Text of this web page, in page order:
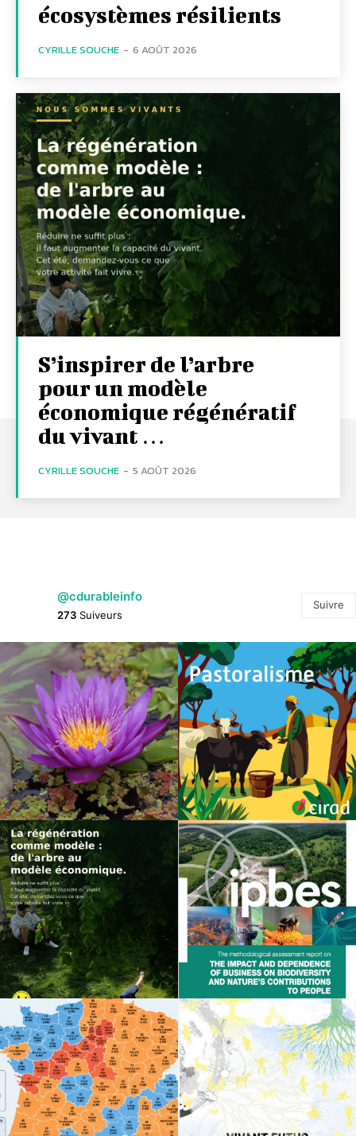
écosystèmes résilients
CYRILLE SOUCHE - 6 AOÛT 2026
S’inspirer de l’arbre
pour un modèle
économique régénératif
du vivant …
CYRILLE SOUCHE - 5 AOÛT 2026
@cdurableinfo
273 Suiveurs
Suivre